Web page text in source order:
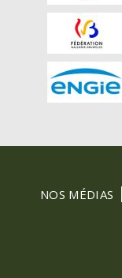
FOOTER
MENU
NOS MÉDIAS